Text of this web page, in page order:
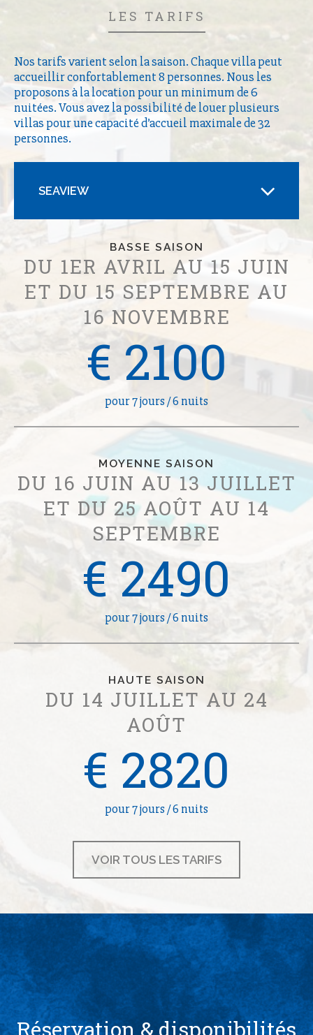
LES TARIFS
Nos tarifs varient selon la saison. Chaque villa peut
accueillir confortablement 8 personnes. Nous les
proposons à la location pour un minimum de 6
nuitées. Vous avez la possibilité de louer plusieurs
villas pour une capacité d’accueil maximale de 32
personnes.
BASSE SAISON
DU 1ER AVRIL AU 15 JUIN
ET DU 15 SEPTEMBRE AU
16 NOVEMBRE
€ 2100
pour 7 jours / 6 nuits
MOYENNE SAISON
DU 16 JUIN AU 13 JUILLET
ET DU 25 AOÛT AU 14
SEPTEMBRE
€ 2490
pour 7 jours / 6 nuits
HAUTE SAISON
DU 14 JUILLET AU 24
AOÛT
€ 2820
pour 7 jours / 6 nuits
VOIR TOUS LES TARIFS
Réservation & disponibilités